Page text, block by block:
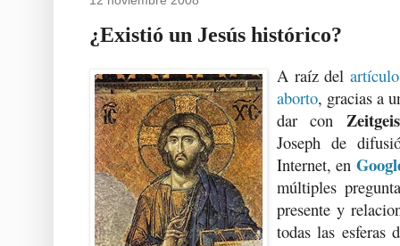
¿Existió un Jesús histórico?
A raíz del
aborto, gracias a
dar con
Joseph de
Internet, en
múltiples
presente y
todas las esferas